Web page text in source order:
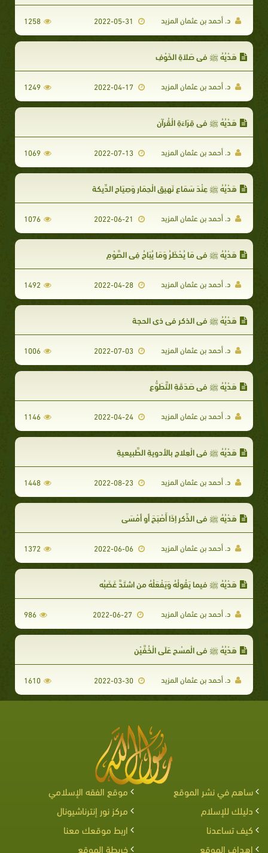
د. أحمد بن عثمان المزيد 1258
هَدْيُهُ ﷺ في صَلاَةِ الخَوْفِ
د. أحمد بن عثمان المزيد 1249
هَدْيُهُ ﷺ في قِرَاءَةِ الْقُرآنِ
د. أحمد بن عثمان المزيد 1069
هَدْيُهُ ﷺ عِنْدَ سَمَاعِ نَهِيق الْحِمَار وَصِيَاحِ الدِّيكة
د. أحمد بن عثمان المزيد 1076
هَدْيُهُ ﷺ في مَا يُحْظَرُ وَمَا يُبَاحُ فِي الصَّوْمِ
د. أحمد بن عثمان المزيد 1492
هَدْيُهُ ﷺ في الذكر في ذي الحجة
د. أحمد بن عثمان المزيد 1006
هَدْيُهُ ﷺ في صَدَقَةِ التَّطَوُّعِ
د. أحمد بن عثمان المزيد 1146
هَدْيُهُ ﷺ في الْعِلاجِ بالأدويةِ الطَّبِيعيةِ
د. أحمد بن عثمان المزيد 1448
هَدْيُهُ ﷺ في الذِّكرِ إِذَا أَصْبَحَ أو أمْسَى
د. أحمد بن عثمان المزيد 1372
هَدْيُهُ ﷺ فيما يَقُولُهُ وَيَفْعَلُهُ من اشتَدَّ غَضَبُه
د. أحمد بن عثمان المزيد 986
هَدْيُهُ ﷺ في الْمسْحِ عَلَى الْخُفَّيْنِ
د. أحمد بن عثمان المزيد 1610
ساهم في نشر الموقع
موقع الفقه الإسلامي
دليلك للإسلام
مركز نور إنترناشيونال
كيف تساعدنا
اربط موقعك معنا
اهداف الموقع
خريطة الموقع